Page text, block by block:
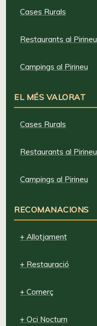
Cases Rurals
Restaurants al Pirineu
Campings al Pirineu
EL MÉS VALORAT
Cases Rurals
Restaurants al Pirineu
Campings al Pirineu
RECOMANACIONS
+ Allotjament
+ Restauració
+ Comerç
+ Oci Nocturn